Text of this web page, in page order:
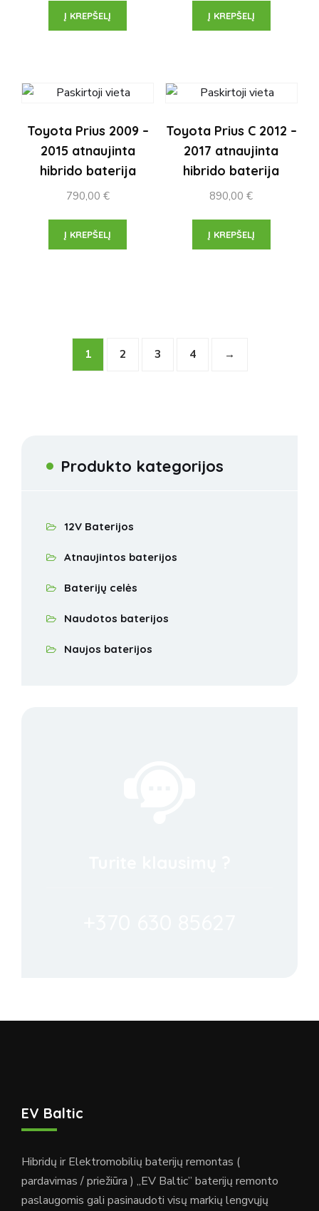
Į KREPŠELĮ Į KREPŠELĮ
Toyota Prius 2009 –
2015 atnaujinta
hibrido baterija
790,00 €
Į KREPŠELĮ
Toyota Prius C 2012 –
2017 atnaujinta
hibrido baterija
890,00€
Į KREPŠELĮ
1 2 3 4 →
Produkto kategorijos
12V Baterijos
Atnaujintos baterijos
Baterijų celės
Naudotos baterijos
Naujos baterijos
EV Baltic
Hibridų ir Elektromobilių baterijų remontas (
pardavimas / priežiūra ) „EV Baltic” baterijų remonto
paslaugomis gali pasinaudoti visų markių lengvųjų